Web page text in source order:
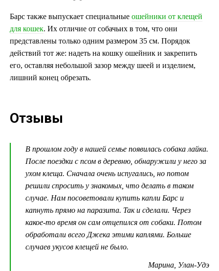
Барс также выпускает специальные ошейники от клещей
для кошек. Их отличие от собачьих в том, что они
представлены только одним размером 35 см. Порядок
действий тот же: надеть на кошку ошейник и закрепить
его, оставляя небольшой зазор между шеей и изделием,
лишний конец обрезать.
Отзывы
В прошлом году в нашей семье появилась собака лайка.
После поездки с псом в деревню, обнаружили у него за
ухом клеща. Сначала очень испугались, но потом
решили спросить у знакомых, что делать в таком
случае. Нам посоветовали купить капли Барс и
капнуть прямо на паразита. Так и сделали. Через
какое-то время он сам отцепился от собаки. Потом
обработали всего Джека этими каплями. Больше
случаев укусов клещей не было.
Марина, Улан-Удэ